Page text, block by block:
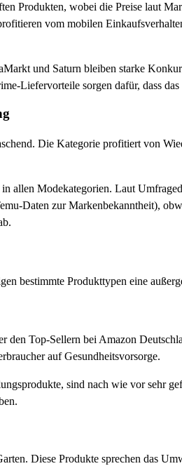
Produkten, wobei die Preise laut
vom mobilen
und Saturn bleiben starke
Liefervorteile sorgen dafür, dass
Die Kategorie profitiert von
allen Modekategorien. Laut
Daten zur Markenbekanntheit),
bestimmte Produkttypen eine
den Top-Sellern bei Amazon
auf Gesundheitsvorsorge.
sind nach wie vor sehr
Diese Produkte sprechen das